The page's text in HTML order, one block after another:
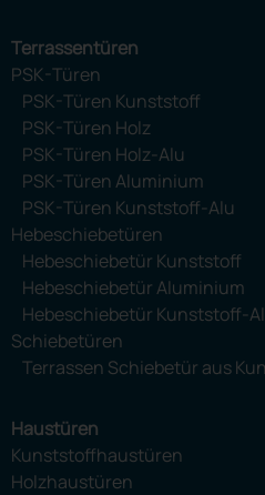
Terrassentüren
PSK-Türen
PSK-Türen Kunststoff
PSK-Türen Holz
PSK-Türen Holz-Alu
PSK-Türen Aluminium
PSK-Türen Kunststoff-Alu
Hebeschiebetüren
Hebeschiebetür Kunststoff
Hebeschiebetür Aluminium
Hebeschiebetür Kunststoff-
Schiebetüren
Terrassen Schiebetür aus
Haustüren
Kunststoffhaustüren
Holzhaustüren